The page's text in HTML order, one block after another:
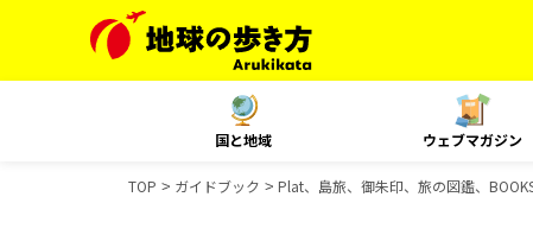
国と地域 ウェブマガジン
TOP ガイドブック Plat、島旅、御朱印、旅の図鑑、